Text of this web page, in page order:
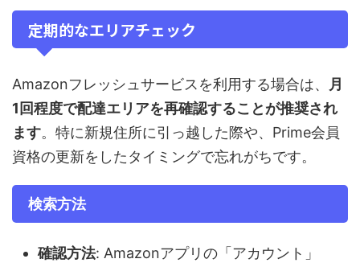
定期的なエリアチェック
Amazonフレッシュサービスを利用する場合は、
月
1回程度で配達エリアを再確認することが推奨され
ます。特に新規住所に引っ越した際や、Prime会員
資格の更新をしたタイミングで忘れがちです。
検索方法
確認方法: Amazonアプリの「アカウント」